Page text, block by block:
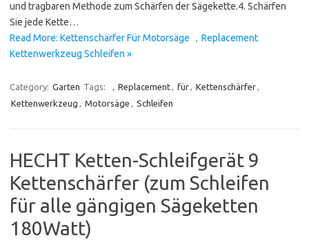
und tragbaren Methode zum Schärfen der Sägekette.4. Schärfen
Sie jede Kette…
Read More: Kettenschärfer Für Motorsäge ，Replacement
Kettenwerkzeug Schleifen »
Category: Garten Tags: ，Replacement, für, Kettenschärfer,
Kettenwerkzeug , Motorsäge , Schleifen
HECHT Ketten-Schleifgerät 9
Kettenschärfer (zum Schleifen
für alle gängigen Sägeketten
180Watt)